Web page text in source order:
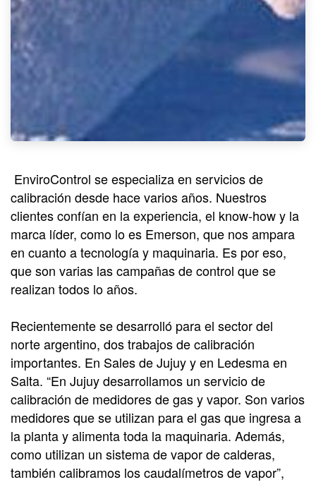
EnviroControl se especializa en servicios de
calibración desde hace varios años. Nuestros
clientes confían en la experiencia, el know-how y la
marca líder, como lo es Emerson, que nos ampara
en cuanto a tecnología y maquinaria. Es por eso,
que son varias las campañas de control que se
realizan todos lo años.
Recientemente se desarrolló para el sector del
norte argentino, dos trabajos de calibración
importantes. En Sales de Jujuy y en Ledesma en
Salta. “En Jujuy desarrollamos un servicio de
calibración de medidores de gas y vapor. Son varios
medidores que se utilizan para el gas que ingresa a
la planta y alimenta toda la maquinaria. Además,
como utilizan un sistema de vapor de calderas,
también calibramos los caudalímetros de vapor”,